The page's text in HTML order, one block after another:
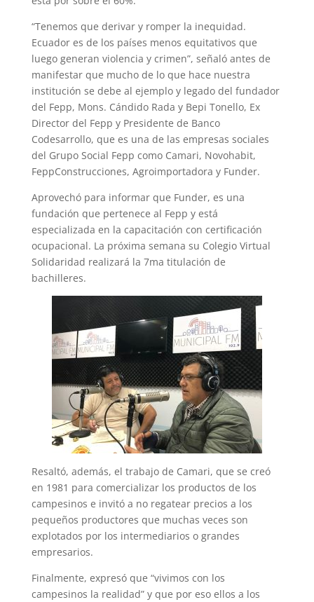
“Tenemos que derivar y romper la inequidad.
Ecuador es de los países menos equitativos que
luego generan violencia y crimen”, señaló antes de
manifestar que mucho de lo que hace nuestra
institución se debe al ejemplo y legado del fundador
del Fepp, Mons. Cándido Rada y Bepi Tonello, Ex
Director del Fepp y Presidente de Banco
Codesarrollo, que es una de las empresas sociales
del Grupo Social Fepp como Camari, Novohabit,
FeppConstrucciones, Agroimportadora y Funder.
Aprovechó para informar que Funder, es una
fundación que pertenece al Fepp y está
especializada en la capacitación con certificación
ocupacional. La próxima semana su Colegio Virtual
Solidaridad realizará la 7ma titulación de
bachilleres.
Resaltó, además, el trabajo de Camari, que se creó
en 1981 para comercializar los productos de los
campesinos e invitó a no regatear precios a los
pequeños productores que muchas veces son
explotados por los intermediarios o grandes
empresarios.
Finalmente, expresó que “vivimos con los
campesinos la realidad” y que por eso ellos a los